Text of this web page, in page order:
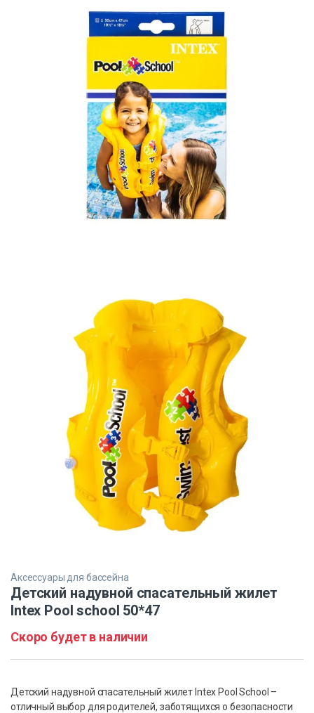
Аксессуары для бассейна
Детский надувной спасательный жилет
Intex Pool school 50*47
Скоро будет в наличии
Детский надувной спасательный жилет Intex Pool School –
отличный выбор для родителей, заботящихся о безопасности